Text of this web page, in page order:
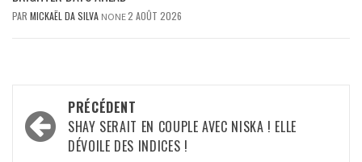
PAR MICKAËL DA SILVA NONE2 AOÛT 2026
Navigation
d’article
PRÉCÉDENT
SHAY SERAIT EN COUPLE AVEC NISKA ! ELLE
DÉVOILE DES INDICES !